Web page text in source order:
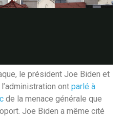
le président Joe Biden et
ont parlé à
de la menace générale que
Joe Biden a même cité